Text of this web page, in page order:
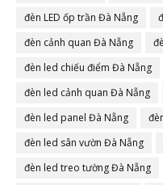
đèn LED ốp trần Đà Nẵng
đèn cảnh quan Đà Nẵng
đèn led chiếu điểm Đà Nẵng
đèn led cảnh quan Đà Nẵng
đèn led panel Đà Nẵng
đèn led sân vườn Đà Nẵng
đèn led treo tường Đà Nẵng